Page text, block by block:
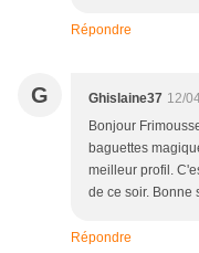
Répondre
G Ghislaine37 12/
Bonjour
baguettes
meilleur profil.
de ce soir. Bonne
Répondre